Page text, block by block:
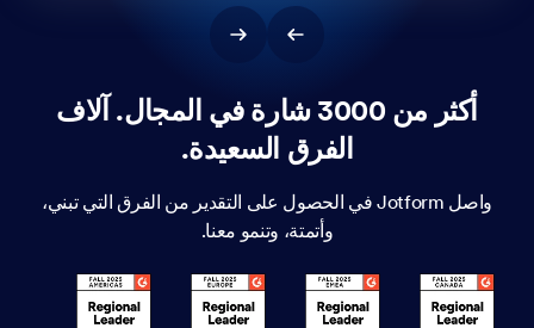
أكثر من 3000 شارة في المجال. آلاف
الفرق السعيدة.
واصل Jotform في الحصول على التقدير من الفرق التي تبني،
وأتمتة، وتنمو معنا.